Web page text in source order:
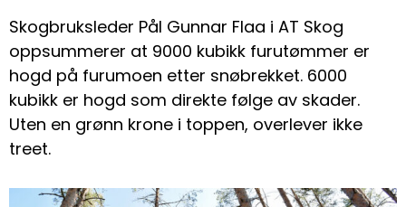
Skogbruksleder Pål Gunnar Flaa i AT Skog
oppsummerer at 9000 kubikk furutømmer er
hogd på furumoen etter snøbrekket. 6000
kubikk er hogd som direkte følge av skader.
Uten en grønn krone i toppen, overlever ikke
treet.